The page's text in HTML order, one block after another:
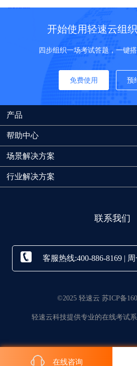
开始使用轻速云组
四步组织一场考试答题，一键
免费使用 预
产品
帮助中心
场景解决方案
行业解决方案
联系我们
客服热线:400-886-8169 |
©2025 轻速云 苏ICP备
轻速云科技提供专业的在线考试
在线咨询